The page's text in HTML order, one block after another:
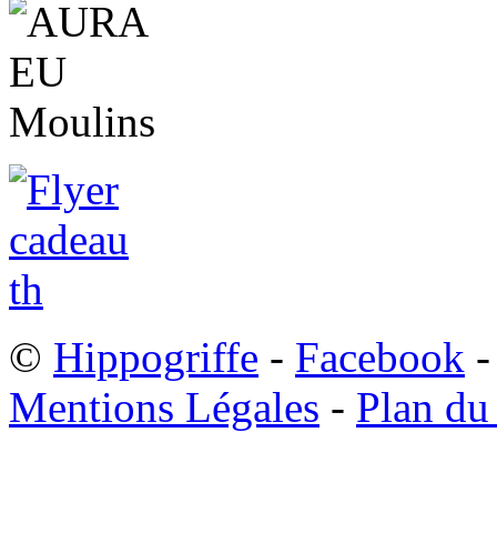
© Hippogriffe - Facebook
Mentions Légales - Plan